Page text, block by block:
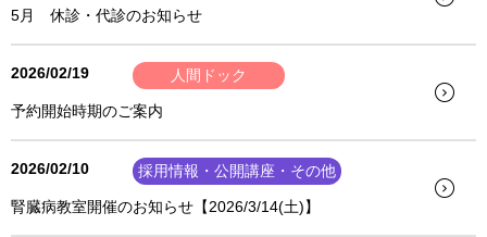
5月 休診・代診のお知らせ
2026/02/19 人間ドック
予約開始時期のご案内
2026/02/10 採用情報・公開講座・その他
腎臓病教室開催のお知らせ【2026/3/14(土)】